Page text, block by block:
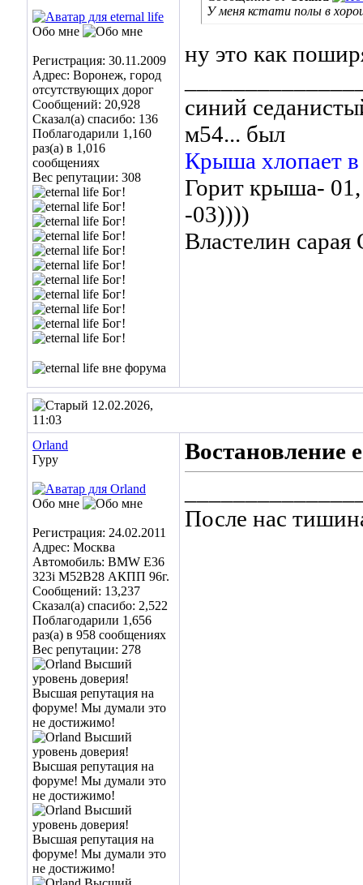
Обо мне
Регистрация: 30.11.2009
Адрес: Воронеж, город
отсутствующих дорог
Сообщений: 20,928
Сказал(а) спасибо: 136
Поблагодарили 1,160
раз(а) в 1,016
сообщениях
Вес репутации: 308
У меня кстати полы в
ну это как
синий
м54... был
Крыша хлопает
Горит крыша-
-03))))
Властелин сарая
12.02.2026,
11:03
Orland
Гуру
Обо мне
Регистрация: 24.02.2011
Адрес: Москва
Автомобиль: BMW E36
323i M52B28 АКПП 96г.
Сообщений: 13,237
Сказал(а) спасибо: 2,522
Поблагодарили 1,656
раз(а) в 958 сообщениях
Вес репутации: 278
Востановление
После нас